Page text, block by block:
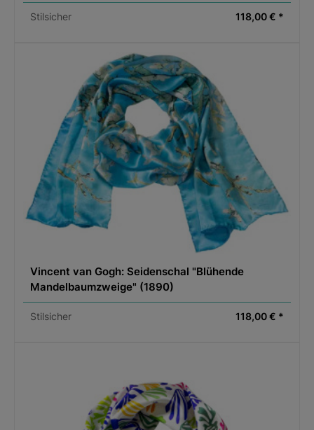
Stilsicher 118,00 € *
Vincent van Gogh: Seidenschal "Blühende
Mandelbaumzweige" (1890)
Stilsicher 118,00 € *